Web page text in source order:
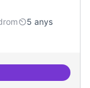
5 anys
a altres punts